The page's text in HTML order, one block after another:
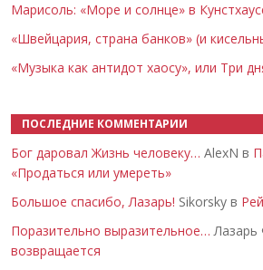
Марисоль: «Море и солнце» в
«Швейцария, страна банков» (и
«Музыка как антидот хаосу», или Три
ПОСЛЕДНИЕ КОММЕНТАРИИ
Бог даровал Жизнь человеку… AlexN в
«Продаться или умереть»
Большое спасибо, Лазарь! Sikorsky в
Поразительно выразительное… Лазарь
возвращается